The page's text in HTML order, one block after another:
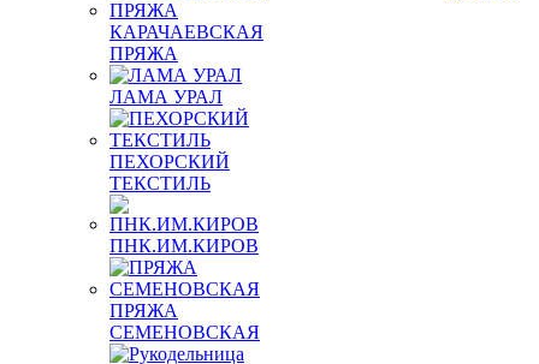
КАРАЧАЕВСКАЯ
ПРЯЖА
ЛАМА УРАЛ
ПЕХОРСКИЙ
ТЕКСТИЛЬ
ПНК.ИМ.КИРОВ
ПРЯЖА
СЕМЕНОВСКАЯ